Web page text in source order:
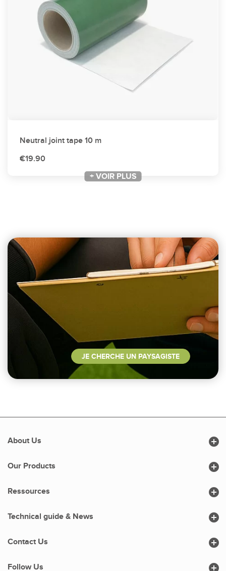
Neutral joint tape 10 m
€19.90
+ VOIR PLUS
+ VOIR PLUS
JE CHERCHE UN PAYSAGISTE
About Us 
Our Products 
Contact Us 
Follow Us 
Ressources 
Technical guide & News 